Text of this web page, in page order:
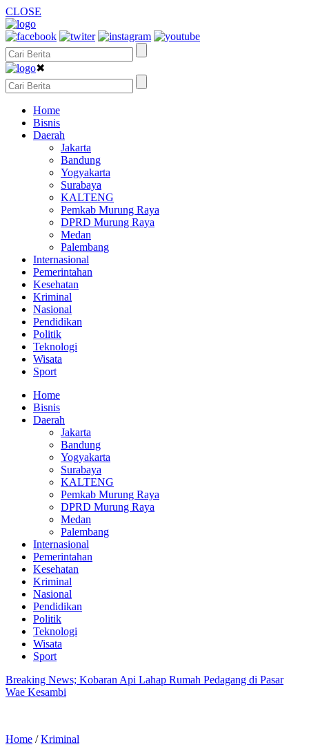
CLOSE
✖
Home
Bisnis
Daerah
Jakarta
Bandung
Yogyakarta
Surabaya
KALTENG
Pemkab Murung Raya
DPRD Murung Raya
Medan
Palembang
Internasional
Pemerintahan
Kesehatan
Kriminal
Nasional
Pendidikan
Politik
Teknologi
Wisata
Sport
Home
Bisnis
Daerah
Jakarta
Bandung
Yogyakarta
Surabaya
KALTENG
Pemkab Murung Raya
DPRD Murung Raya
Medan
Palembang
Internasional
Pemerintahan
Kesehatan
Kriminal
Nasional
Pendidikan
Politik
Teknologi
Wisata
Sport
Breaking News; Kobaran Api Lahap Rumah Pedagang di Pasar
Wae Kesambi
Home /Kriminal